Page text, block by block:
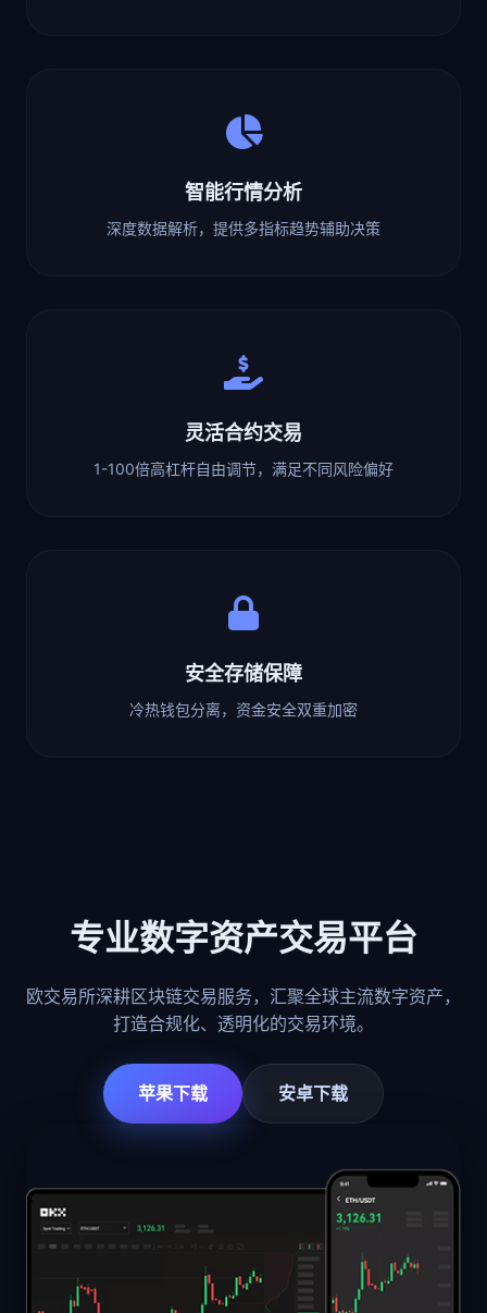
智能行情分析
深度数据解析，提供多指标趋势辅助决策
灵活合约交易
1-100倍高杠杆自由调节，满足不同风险偏好
安全存储保障
冷热钱包分离，资金安全双重加密
专业数字资产交易平台
欧交易所深耕区块链交易服务，汇聚全球主流数字资产，
打造合规化、透明化的交易环境。
苹果下载 安卓下载